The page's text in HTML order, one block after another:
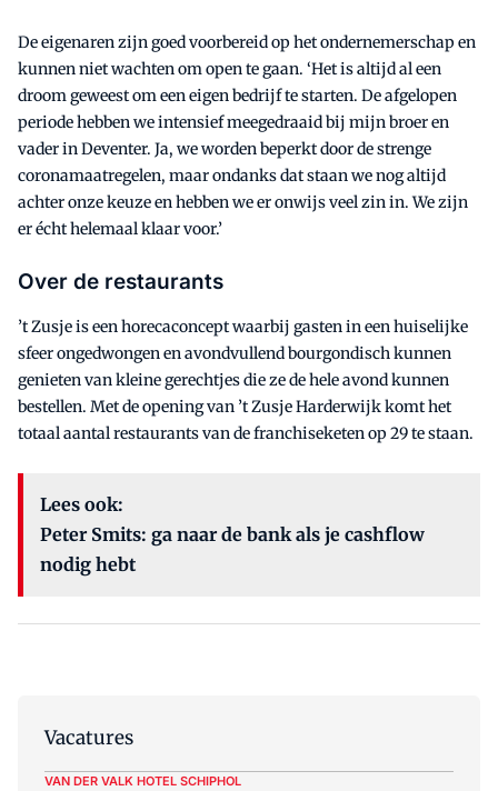
De eigenaren zijn goed voorbereid op het ondernemerschap en
kunnen niet wachten om open te gaan. ‘Het is altijd al een
droom geweest om een eigen bedrijf te starten. De afgelopen
periode hebben we intensief meegedraaid bij mijn broer en
vader in Deventer. Ja, we worden beperkt door de strenge
coronamaatregelen, maar ondanks dat staan we nog altijd
achter onze keuze en hebben we er onwijs veel zin in. We zijn
er écht helemaal klaar voor.’
Over de restaurants
’t Zusje is een horecaconcept waarbij gasten in een huiselijke
sfeer ongedwongen en avondvullend bourgondisch kunnen
genieten van kleine gerechtjes die ze de hele avond kunnen
bestellen. Met de opening van ’t Zusje Harderwijk komt het
totaal aantal restaurants van de franchiseketen op 29 te staan.
Lees ook:
Peter Smits: ga naar de bank als je cashflow
nodig hebt
Vacatures
VAN DER VALK HOTEL SCHIPHOL